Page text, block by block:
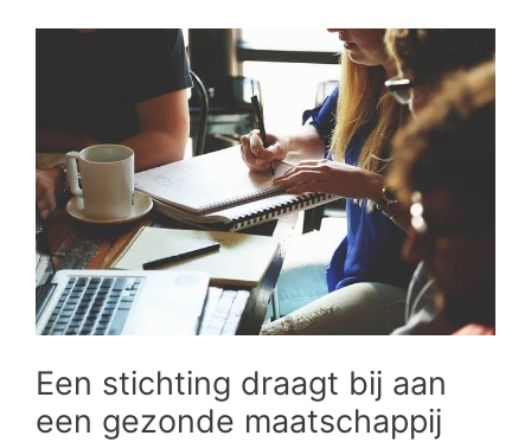
Een stichting draagt bij aan
een gezonde maatschappij